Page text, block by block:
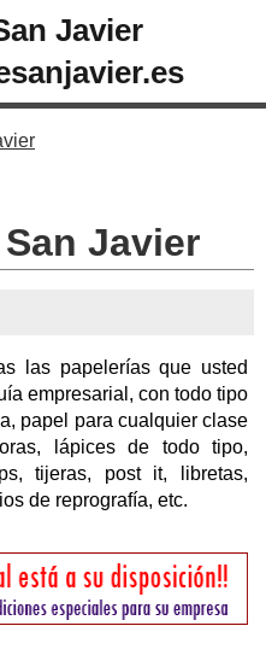
Javier
Javier
las papelerías que usted
empresarial, con todo tipo
papel para cualquier clase
lápices de todo tipo,
tijeras, post it, libretas,
de reprografía, etc.